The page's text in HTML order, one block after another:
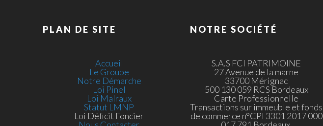
PLAN DE SITE
Accueil
Le Groupe
Notre Démarche
Loi Pinel
Loi Malraux
Statut LMNP
Loi Déficit Foncier
NOTRE SOCIÉTÉ
S.A.S FCI PATRIMOINE
27 Avenue de la marne
33700 Mérignac
500 130 059 RCS Bordeaux
Carte Professionnelle
Transactions sur immeuble et fonds
de commerce n°CPI 3301 2017 000